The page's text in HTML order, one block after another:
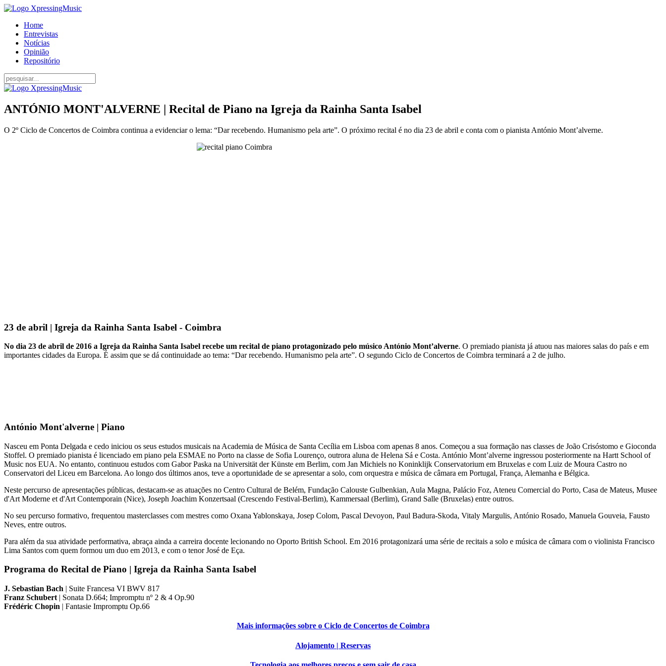
Home
Entrevistas
Notícias
Opinião
Repositório
ANTÓNIO MONT'ALVERNE | Recital de Piano na Igreja da Rainha Santa Isabel
O 2º Ciclo de Concertos de Coimbra continua a evidenciar o lema: “Dar recebendo. Humanismo pela arte”. O próximo recital é no dia 23 de abril e conta com o pianista António Mont’alverne.
23 de abril | Igreja da Rainha Santa Isabel - Coimbra
No dia 23 de abril de 2016 a Igreja da Rainha Santa Isabel recebe um recital de piano protagonizado pelo músico António Mont’alverne. O premiado pianista já atuou nas maiores salas do país e em
importantes cidades da Europa. É assim que se dá continuidade ao tema: “Dar recebendo. Humanismo pela arte”. O segundo Ciclo de Concertos de Coimbra terminará a 2 de julho.
António Mont'alverne | Piano
Nasceu em Ponta Delgada e cedo iniciou os seus estudos musicais na Academia de Música de Santa Cecília em Lisboa com apenas 8 anos. Começou a sua formação nas classes de João Crisóstomo e Gioconda
Stoffel. O premiado pianista é licenciado em piano pela ESMAE no Porto na classe de Sofia Lourenço, outrora aluna de Helena Sá e Costa. António Mont’alverne ingressou posteriormente na Hartt School of
Music nos EUA. No entanto, continuou estudos com Gabor Paska na Universität der Künste em Berlim, com Jan Michiels no Koninklijk Conservatorium em Bruxelas e com Luiz de Moura Castro no
Conservatori del Liceu em Barcelona. Ao longo dos últimos anos, teve a oportunidade de se apresentar a solo, com orquestra e música de câmara em Portugal, França, Alemanha e Bélgica.
Neste percurso de apresentações públicas, destacam-se as atuações no Centro Cultural de Belém, Fundação Calouste Gulbenkian, Aula Magna, Palácio Foz, Ateneu Comercial do Porto, Casa de Mateus, Musee
d'Art Moderne et d'Art Contemporain (Nice), Joseph Joachim Konzertsaal (Crescendo Festival-Berlim), Kammersaal (Berlim), Grand Salle (Bruxelas) entre outros.
No seu percurso formativo, frequentou masterclasses com mestres como Oxana Yablonskaya, Josep Colom, Pascal Devoyon, Paul Badura-Skoda, Vitaly Margulis, António Rosado, Manuela Gouveia, Fausto
Neves, entre outros.
Para além da sua atividade performativa, abraça ainda a carreira docente lecionando no Oporto British School. Em 2016 protagonizará uma série de recitais a solo e música de câmara com o violinista Francisco
Lima Santos com quem formou um duo em 2013, e com o tenor José de Eça.
Programa do Recital de Piano | Igreja da Rainha Santa Isabel
J. Sebastian Bach | Suite Francesa VI BWV 817
Franz Schubert | Sonata D.664; Impromptu nº 2 & 4 Op.90
Frédéric Chopin | Fantasie Impromptu Op.66
Mais informações sobre o Ciclo de Concertos de Coimbra
Alojamento | Reservas